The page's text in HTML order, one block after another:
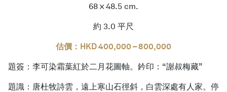
68 × 48.5 cm.
約 3.0 平尺
估價：HKD 400,000 – 800,000
題簽：李可染霜葉紅於二月花圖軸。鈐印：“謝叔梅藏”
題識：唐杜牧詩雲，遠上寒山石徑斜，白雲深處有人家。停